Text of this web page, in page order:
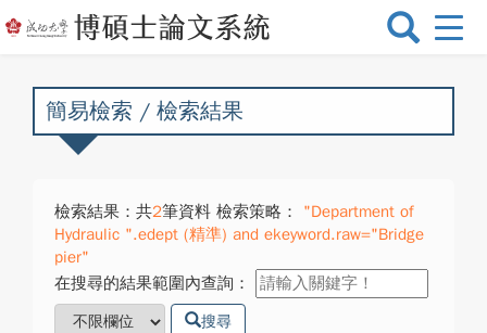
選
換
簡易檢索 / 檢索結果
檢索結果：共2筆資料 檢索策略：
"Department of
Hydraulic ".edept (精準) and ekeyword.raw="Bridge
pier"
在搜尋的結果範圍內查詢：
搜尋